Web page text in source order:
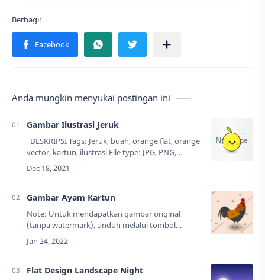
Anda mungkin menyukai postingan ini
Gambar Ilustrasi Jeruk
vector, kartun, ilustrasi File type: JPG, PNG,
EPSUkuran: 129 KB Resolusi: 1024 x 1024
pxCreator: …
Gambar Ayam Kartun
Note: Untuk mendapatkan gambar original
(tanpa watermark), unduh melalui tombol
"Download" yang ada di bawah. DESKRIPSI
Tags: Hewan, ayam, kartun, illustrasi, jago, fl…
Flat Design Landscape Night